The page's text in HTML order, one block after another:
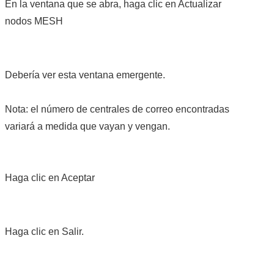
En la ventana que se abra, haga clic en Actualizar
nodos MESH
Debería ver esta ventana emergente.
Nota: el número de centrales de correo encontradas
variará a medida que vayan y vengan.
Haga clic en Aceptar
Haga clic en Salir.